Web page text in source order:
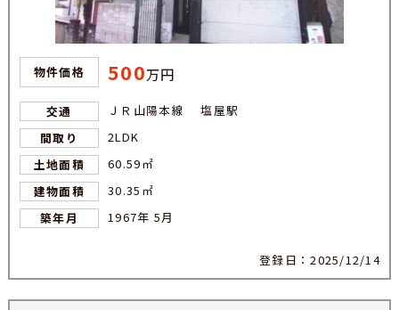
物件価格 500万円
交通
ＪＲ山陽本線 塩屋駅
間取り
2LDK
土地面積
60.59㎡
建物面積
30.35㎡
築年月
1967年 5月
登録日：2025/12/14